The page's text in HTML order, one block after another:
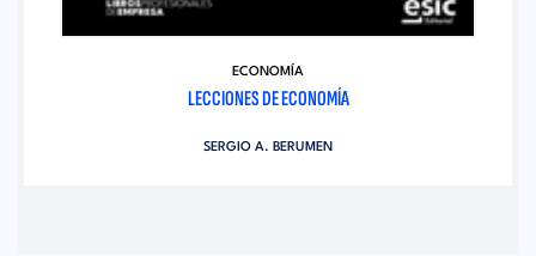
ECONOMÍA
LECCIONES DE ECONOMÍA
SERGIO A. BERUMEN